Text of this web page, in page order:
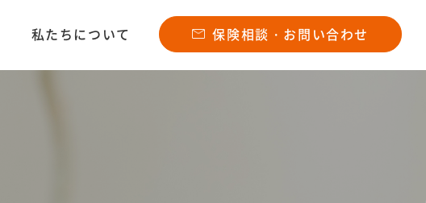
私たちについて 保険相談・お問い合わせ